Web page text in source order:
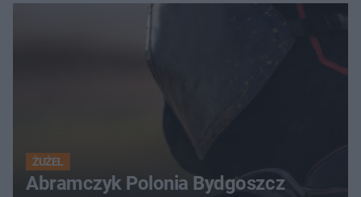
ŻUŻEL
Abramczyk Polonia Bydgoszcz